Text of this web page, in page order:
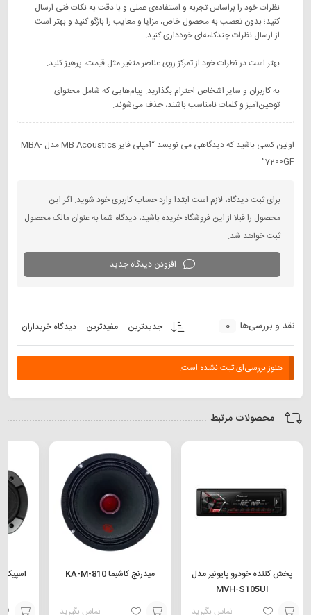
نظرات خود را براساس تجربه و استفاده‌ی عملی و با دقت به نکات فنی ارسال
کنید؛ بدون تعصب به محصول خاص، مزایا و معایب را بازگو کنید و بهتر است
به کاربران و سایر اشخاص احترام بگذارید. پیام‌هایی که شامل محتوای
توهین‌آمیز و کلمات نامناسب باشند، حذف می‌شوند.
اولین کسی باشید که دیدگاهی می نویسد “آمپلی فایر MB Acoustics مدل MBA-
7200GF”
برای ثبت دیدگاه، لازم است ابتدا وارد حساب کاربری خود شوید. اگر این
محصول را قبلا از این فروشگاه خریده باشید، دیدگاه شما به عنوان مالک محصول
ثبت خواهد شد.
افزودن دیدگاه جدید
نقد و بررسی‌ها 0 جدیدترین مفیدترین دیدگاه خریداران
هنوز بررسی‌ای ثبت نشده است.
محصولات مرتبط
پخش کننده خودرو پایونیر مدل
MVH-S105UI
تماس بگیرید
میدرنج کاشیما KA-M-810
تماس بگیرید